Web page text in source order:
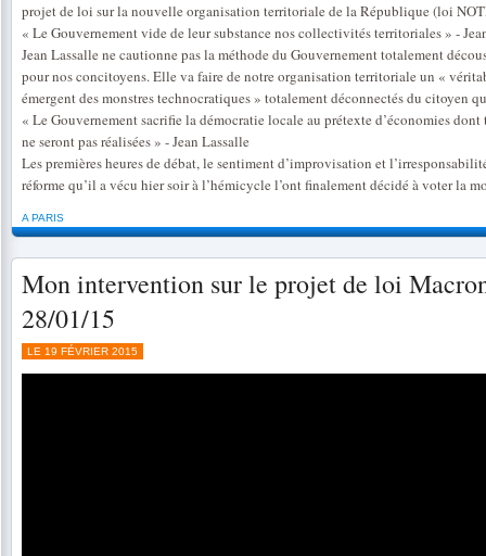
projet de loi sur la nouvelle organisation territoriale de la République (loi
« Le Gouvernement vide de leur substance nos collectivités territoriales » -
Jean Lassalle ne cautionne pas la méthode du Gouvernement totalement
pour nos concitoyens. Elle va faire de notre organisation territoriale un «
émergent des monstres technocratiques » totalement déconnectés du citoyen
« Le Gouvernement sacrifie la démocratie locale au prétexte d’économies
ne seront pas réalisées » - Jean Lassalle
Les premières heures de débat, le sentiment d’improvisation et
réforme qu’il a vécu hier soir à l’hémicycle l’ont finalement décidé à voter la
A PARIS
Mon intervention sur le projet de loi
28/01/15
LE 19 FÉVRIER 2015